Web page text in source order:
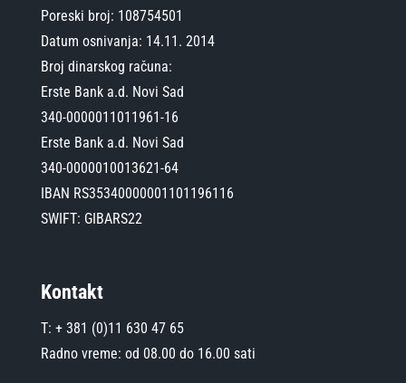
Poreski broj: 108754501
Datum osnivanja: 14.11. 2014
Broj dinarskog računa:
Erste Bank a.d. Novi Sad
340-0000011011961-16
Erste Bank a.d. Novi Sad
340-0000010013621-64
IBAN RS35340000001101196116
SWIFT: GIBARS22
Kontakt
T: + 381 (0)11 630 47 65
Radno vreme: od 08.00 do 16.00 sati